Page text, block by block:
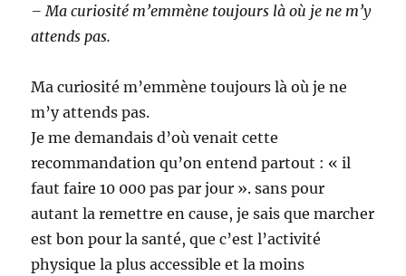
– Ma curiosité m’emmène toujours là où je ne m’y
attends pas.
Ma curiosité m’emmène toujours là où je ne
m’y attends pas.
Je me demandais d’où venait cette
recommandation qu’on entend partout : « il
faut faire 10 000 pas par jour ». sans pour
autant la remettre en cause, je sais que marcher
est bon pour la santé, que c’est l’activité
physique la plus accessible et la moins